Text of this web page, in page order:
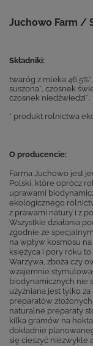
Juchowo Farm /
Składniki:
twaróg z mleka
suszona*, czosnek
czosnek niedźwiedzi*.
* produkt rolnictwa
O producencie:
Farma Juchowo jest
Polski, które oprócz
uprawami
ekologicznego
z prawami natury i z
Wszystkie działania
zgodnie ze
na wpływ kosmosu
księżyca i pory roku
Warzywa, zboża czy
wzajemnie
biodynamicznych nie
użyźniana jest tylko
preparatów
naturalne preparaty
kilka gramów na
dokładnie
się cieszyć niezwykle